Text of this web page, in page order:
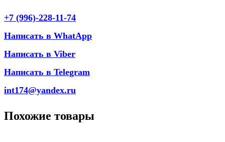
+7 (996)-228-11-74
Написать в WhatApp
Написать в Viber
Написать в Telegram
int174@yandex.ru
Похожие товары